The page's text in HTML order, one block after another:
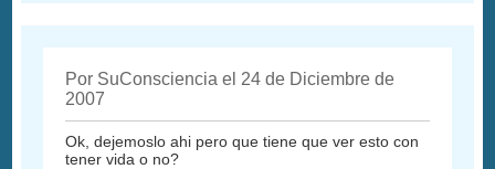
Por SuConsciencia el 24 de Diciembre de
2007
Ok, dejemoslo ahi pero que tiene que ver esto con
tener vida o no?